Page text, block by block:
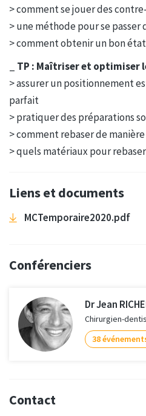
> comment se jouer des
> une méthode pour se passer
> comment obtenir un bon
TP : Maîtriser et optimiser
> assurer un positionnement
parfait
> pratiquer des préparations
> comment rebaser de
> quels matériaux pour
Liens et documents
MCTemporaire2020.pdf
Conférenciers
Dr Jean
Chirurgien-
38
Contact